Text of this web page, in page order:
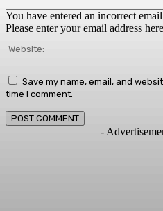
You have entered an incorrect
Please enter your email address here
Save my name, email, and
time I comment.
-